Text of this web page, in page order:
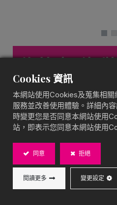
綠茶凍（杯
果凍杯裝
茶香撲鼻，口感細膩
BOBA CHiC 綠茶凍（杯裝
氣，口感滑順細膩，適合搭
內容物：450g/杯
Cookies 資訊
本網站使用Cookies及蒐集相
服務並改善使用體驗。詳細內
時變更您是否同意本網站使用
站，即表示您同意本網站使用
同意 拒絕
閱讀更多 變更設定